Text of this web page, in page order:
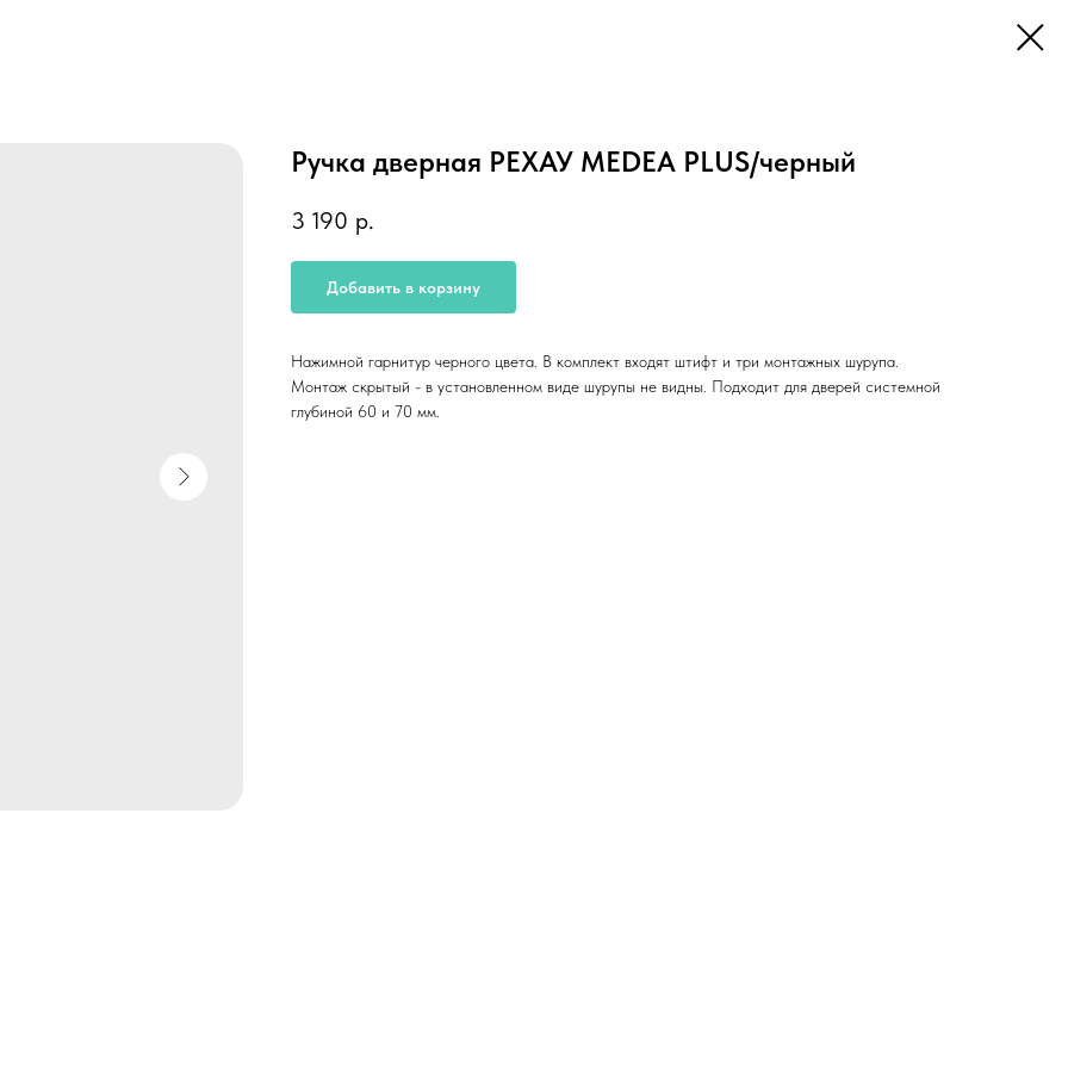
Ручка дверная РЕХАУ MEDEA PLUS/черный
3 190 р.
Добавить в корзину
Нажимной гарнитур черного цвета. В комплект входят штифт и три монтажных шурупа.
Монтаж скрытый - в установленном виде шурупы не видны. Подходит для дверей системной
глубиной 60 и 70 мм.